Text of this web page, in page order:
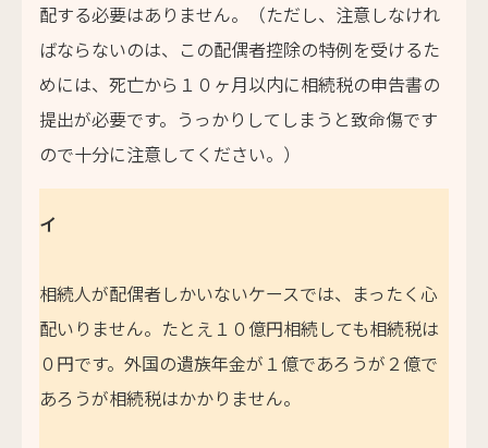
配する必要はありません。（ただし、注意しなけれ
ばならないのは、この配偶者控除の特例を受けるた
めには、死亡から１０ヶ月以内に相続税の申告書の
提出が必要です。うっかりしてしまうと致命傷です
ので十分に注意してください。）
イ
相続人が配偶者しかいないケースでは、まったく心
配いりません。たとえ１０億円相続しても相続税は
０円です。外国の遺族年金が１億であろうが２億で
あろうが相続税はかかりません。